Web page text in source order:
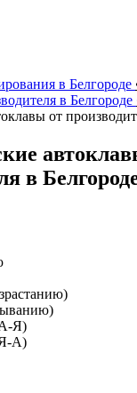
в Белгороде
в Белгороде
от
в
Я)
А)